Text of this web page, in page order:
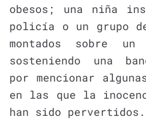
obesos; una niña
policía o un grupo
montados sobre
sosteniendo una
por mencionar
en las que la
han sido pervertidos.